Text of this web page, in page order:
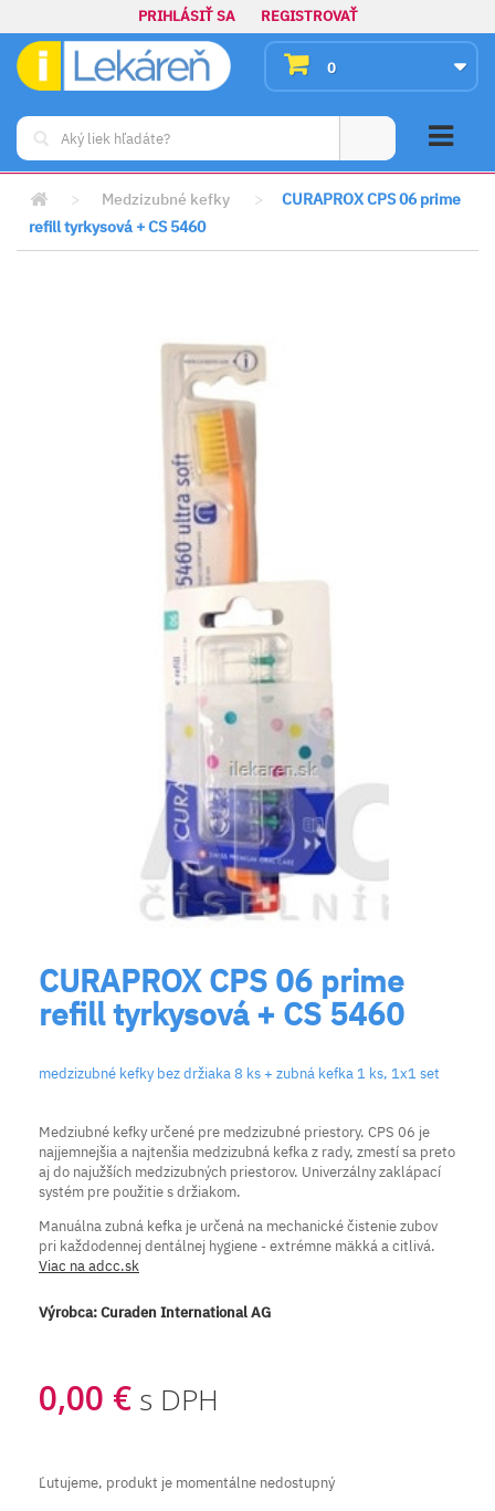
PRIHLÁSIŤ SA REGISTROVAŤ
0
> Medzizubné kefky >
CURAPROX CPS 06 prime
refill tyrkysová + CS 5460
CURAPROX CPS 06 prime
refill tyrkysová + CS 5460
medzizubné kefky bez držiaka 8 ks + zubná kefka 1 ks, 1x1 set
Medziubné kefky určené pre medzizubné priestory. CPS 06 je
najjemnejšia a najtenšia medzizubná kefka z rady, zmestí sa preto
aj do najužších medzizubných priestorov. Univerzálny zaklápací
systém pre použitie s držiakom.
Manuálna zubná kefka je určená na mechanické čistenie zubov
pri každodennej dentálnej hygiene - extrémne mäkká a citlivá.
Viac na adcc.sk
Výrobca:Curaden International AG
0,00 € s DPH
Ľutujeme, produkt je momentálne nedostupný